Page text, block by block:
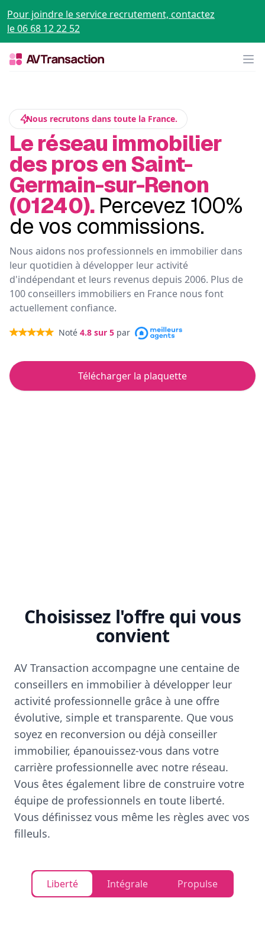
Pour joindre le service recrutement, contactez
le 06 68 12 22 52
Nous recrutons dans toute la France.
Le réseau immobilier
des pros en Saint-
Germain-sur-Renon
(01240). Percevez 100%
de vos commissions.
Nous aidons nos professionnels en immobilier dans
leur quotidien à développer leur activité
d'indépendant et leurs revenus depuis 2006. Plus de
100 conseillers immobiliers en France nous font
actuellement confiance.
Noté 4.8 sur 5 par
Télécharger la plaquette
Choisissez l'offre qui vous
convient
AV Transaction accompagne une centaine de
conseillers en immobilier à développer leur
activité professionnelle grâce à une offre
évolutive, simple et transparente. Que vous
soyez en reconversion ou déjà conseiller
immobilier, épanouissez-vous dans votre
carrière professionnelle avec notre réseau.
Vous êtes également libre de construire votre
équipe de professionnels en toute liberté.
Vous définissez vous même les règles avec vos
filleuls.
Liberté Intégrale Propulse